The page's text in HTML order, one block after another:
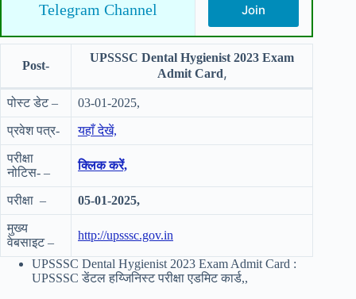
Telegram Channel Join
Post-
UPSSSC Dental Hygienist 2023 Exam
Admit Card,
पोस्ट डेट – 03-01-2025,
प्रवेश पत्र- यहाँ देखें,
परीक्षा
नोटिस- –
क्लिक करें,
परीक्षा – 05-01-2025,
मुख्य
वेबसाइट –
http://upsssc.gov.in
UPSSSC Dental Hygienist 2023 Exam Admit Card :
UPSSSC डेंटल हय्जिनिस्ट परीक्षा एडमिट कार्ड,,